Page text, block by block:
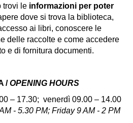
trovi le informazioni per poter
dove si trova la biblioteca,
ai libri, conoscere le
delle raccolte e come accedere
e di fornitura documenti.
/OPENING HOURS
– 17.30; venerdì 09.00 – 14.00
- 5.30 PM; Friday 9 AM - 2 PM